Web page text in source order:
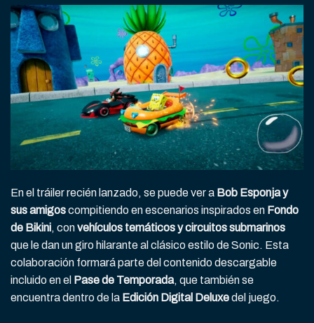
En el tráiler recién lanzado, se puede ver a Bob Esponja y
sus amigoscompitiendo en escenarios inspirados en Fondo
de Bikini, convehículos temáticos y circuitos submarinos
que le dan un giro hilarante al clásico estilo de Sonic. Esta
colaboración formará parte del contenido descargable
incluido en el Pase de Temporada, que también se
encuentra dentro de la Edición Digital Deluxedel juego.